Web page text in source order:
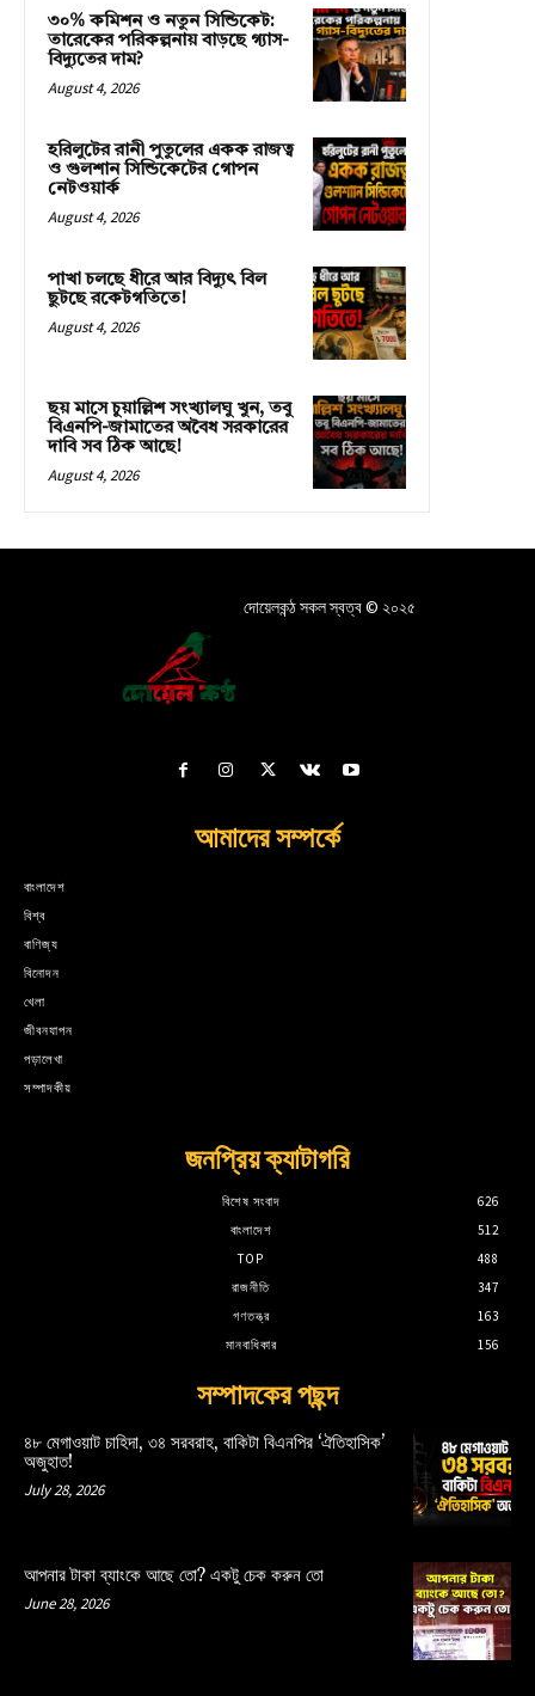
৩০% কমিশন ও নতুন সিন্ডিকেট:
তারেকের পরিকল্পনায় বাড়ছে গ্যাস-
বিদ্যুতের দাম?
August 4, 2026
হরিলুটের রানী পুতুলের একক রাজত্ব
ও গুলশান সিন্ডিকেটের গোপন
নেটওয়ার্ক
August 4, 2026
পাখা চলছে ধীরে আর বিদ্যুৎ বিল
ছুটছে রকেটগতিতে!
August 4, 2026
ছয় মাসে চুয়াল্লিশ সংখ্যালঘু খুন, তবু
বিএনপি-জামাতের অবৈধ সরকারের
দাবি সব ঠিক আছে!
August 4, 2026
দোয়েলকন্ঠ সকল স্বত্ব © ২০২৫
আমাদের সম্পর্কে
বাংলাদেশ
বিশ্ব
বাণিজ্য
বিনোদন
খেলা
জীবনযাপন
পড়ালেখা
সম্পাদকীয়
জনপ্রিয় ক্যাটাগরি
বিশেষ সংবাদ
626
বাংলাদেশ
512
TOP
488
রাজনীতি
347
গণতন্ত্র
163
মানবাধিকার
156
সম্পাদকের পছন্দ
৪৮ মেগাওয়াট চাহিদা, ৩৪ সরবরাহ, বাকিটা বিএনপির ‘ঐতিহাসিক’
অজুহাত!
July 28, 2026
আপনার টাকা ব্যাংকে আছে তো? একটু চেক করুন তো
June 28, 2026